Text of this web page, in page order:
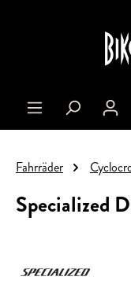
Fahrräder
Specialized